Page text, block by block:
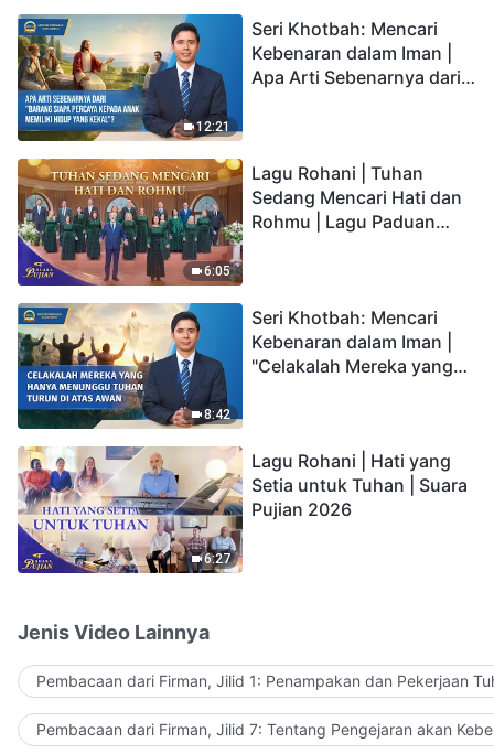
12:21
Seri Khotbah: Mencari
Kebenaran dalam Iman |
Apa Arti Sebenarnya dari
6:05
Lagu Rohani | Tuhan
Sedang Mencari Hati dan
Rohmu | Lagu Paduan
8:42
Seri Khotbah: Mencari
Kebenaran dalam Iman |
"Celakalah Mereka yang
6:27
Lagu Rohani | Hati yang
Setia untuk Tuhan | Suara
Pujian 2026
Jenis Video Lainnya
Pembacaan dari Firman, Jilid 1: Penampakan dan Pekerjaan
Pembacaan dari Firman, Jilid 7: Tentang Pengejaran akan